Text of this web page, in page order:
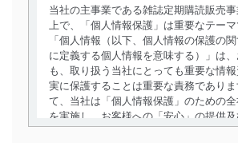
当社の主事業である雑誌定期購読販売事
上で、「個人情報保護」は重要なテーマ
「個人情報（以下、個人情報の保護の
に定義する個人情報を意味する）」は
も、取り扱う当社にとっても重要な情
実に保護することは重要な責務であり
て、当社は「個人情報保護」のための
を実施し、お客様への「安心」の提供